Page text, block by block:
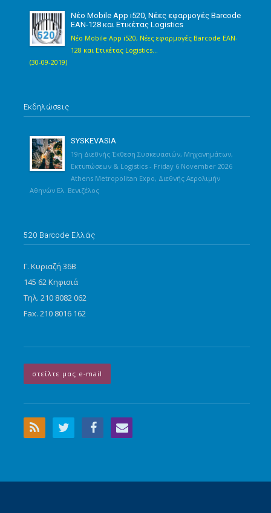
Νέο Mobile App i520, Νέες εφαρμογές Barcode
EAN-128 και Ετικέτας Logistics
Νέο Mobile App i520, Νέες εφαρμογές Barcode EAN-
128 και Ετικέτας Logistics...
(30-09-2019)
Εκδηλώσεις
SYSKEVASIA
19η Διεθνής Έκθεση Συσκευασιών, Μηχανημάτων,
Εκτυπώσεων & Logistics - Friday 6 November 2026
Athens Metropolitan Expo, Διεθνής Αερολιμήν
Αθηνών Ελ. Βενιζέλος
520 Barcode Ελλάς
Γ. Κυριαζή 36Β
145 62 Κηφισιά
Τηλ. 210 8082 062
Fax. 210 8016 162
στείλτε μας e-mail